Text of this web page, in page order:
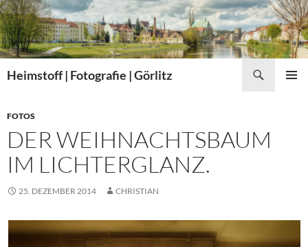
Zum
Inhalt
springen
Heimstoff | Fotografie | Görlitz
FOTOS
DER WEIHNACHTSBAUM
IM LICHTERGLANZ.
25. DEZEMBER 2014 CHRISTIAN